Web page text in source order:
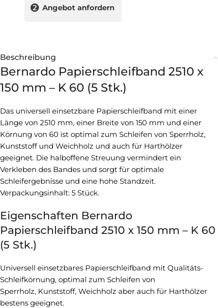
❷ Angebot anfordern
Beschreibung
Bernardo Papierschleifband 2510 x
150 mm – K 60 (5 Stk.)
Das universell einsetzbare Papierschleifband mit einer
Länge von 2510 mm, einer Breite von 150 mm und einer
Körnung von 60 ist optimal zum Schleifen von Sperrholz,
Kunststoff und Weichholz und auch für Harthölzer
geeignet. Die halboffene Streuung vermindert ein
Verkleben des Bandes und sorgt für optimale
Schleifergebnisse und eine hohe Standzeit.
Verpackungsinhalt: 5 Stück.
Eigenschaften Bernardo
Papierschleifband 2510 x 150 mm – K 60
(5 Stk.)
Universell einsetzbares Papierschleifband mit Qualitäts-
Schleifkörnung, optimal zum Schleifen von
Sperrholz, Kunststoff, Weichholz aber auch für Harthölzer
bestens geeignet.